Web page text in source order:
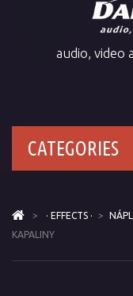
audio, video
CATEGORIES
> · EFFECTS · >
KAPALINY